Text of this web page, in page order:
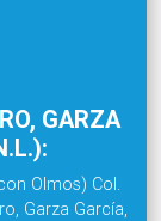
GARZA
Olmos) Col.
Garza García,